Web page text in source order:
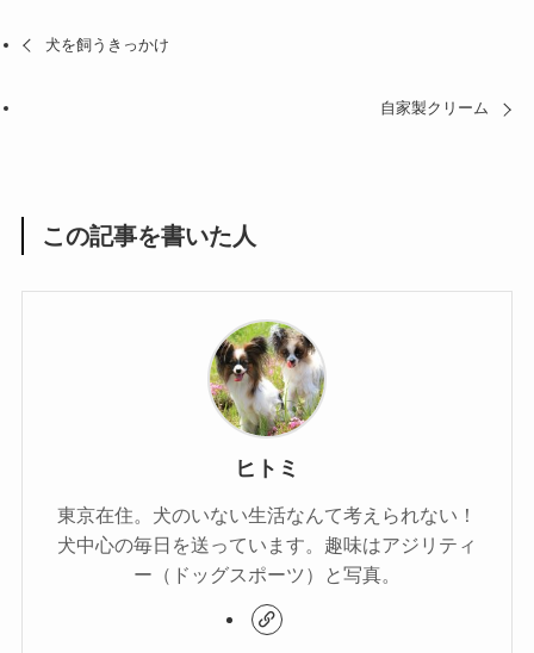
犬を飼うきっかけ
自家製クリーム
この記事を書いた人
ヒトミ
東京在住。犬のいない生活なんて考えられない！
犬中心の毎日を送っています。趣味はアジリティ
ー（ドッグスポーツ）と写真。